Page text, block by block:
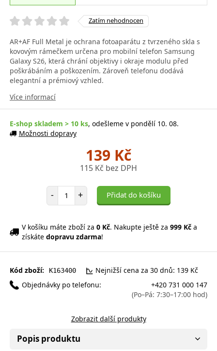
Zatím nehodnocen
AR+AF Full Metal je ochrana fotoaparátu z tvrzeného skla s
kovovým rámečkem určena pro mobilní telefon Samsung
Galaxy S26, která chrání objektivy i okraje modulu před
poškrábáním a poškozením. Zároveň telefonu dodává
elegantní a prémiový vzhled.
Více informací
E-shop skladem > 10 ks, odešleme v pondělí 10. 08.
Možnosti dopravy
139 Kč
115 Kč bez DPH
- Počet položek
+ Přidat do košíku
V košíku máte zboží za 0 Kč. Nakupte ještě za 999 Kč a
získáte dopravu zdarma!
Kód zboží: K163400
Nejnižší cena za 30 dnů: 139 Kč
Objednávky po telefonu:
+420 731 000 147
(Po–Pá: 7:30–17:00 hod)
Zobrazit další produkty
Popis produktu